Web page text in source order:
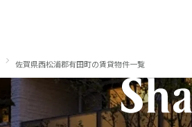
佐賀県西松浦郡有田町の賃貸物件一覧